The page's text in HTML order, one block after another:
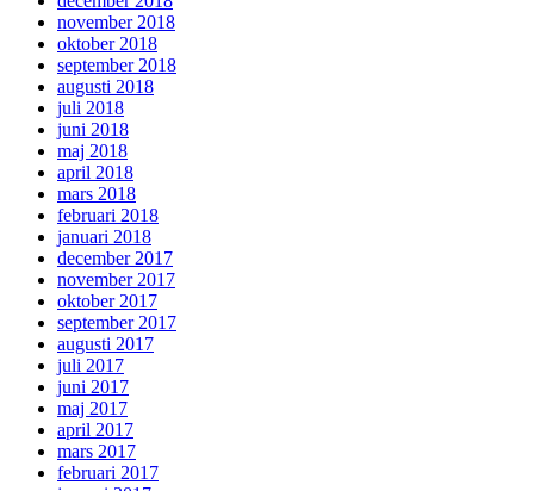
november 2018
oktober 2018
september 2018
augusti 2018
juli 2018
juni 2018
maj 2018
april 2018
mars 2018
februari 2018
januari 2018
december 2017
november 2017
oktober 2017
september 2017
augusti 2017
juli 2017
juni 2017
maj 2017
april 2017
mars 2017
februari 2017